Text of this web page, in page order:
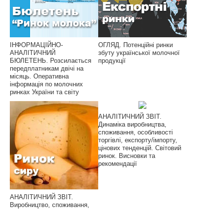
ІНФОРМАЦІЙНО-
АНАЛІТИЧНИЙ
БЮЛЕТЕНЬ. Розсилається
передплатникам двічі на
місяць. Оперативна
інформація по молочних
ринках України та світу
ОГЛЯД. Потенційні ринки
збуту української молочної
продукції
АНАЛІТИЧНИЙ ЗВІТ.
Виробництво, споживання,
АНАЛІТИЧНИЙ ЗВІТ.
Динаміка виробництва,
споживання, особливості
торгівлі, експорту/імпорту,
цінових тенденцій. Світовий
ринок. Висновки та
рекомендації